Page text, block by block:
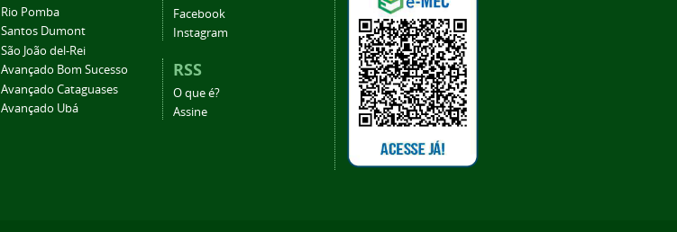
Rio Pomba
Santos Dumont
São João del-Rei
Avançado Bom Sucesso
Avançado Cataguases
Avançado Ubá
Facebook
Instagram
RSS
O que é?
Assine